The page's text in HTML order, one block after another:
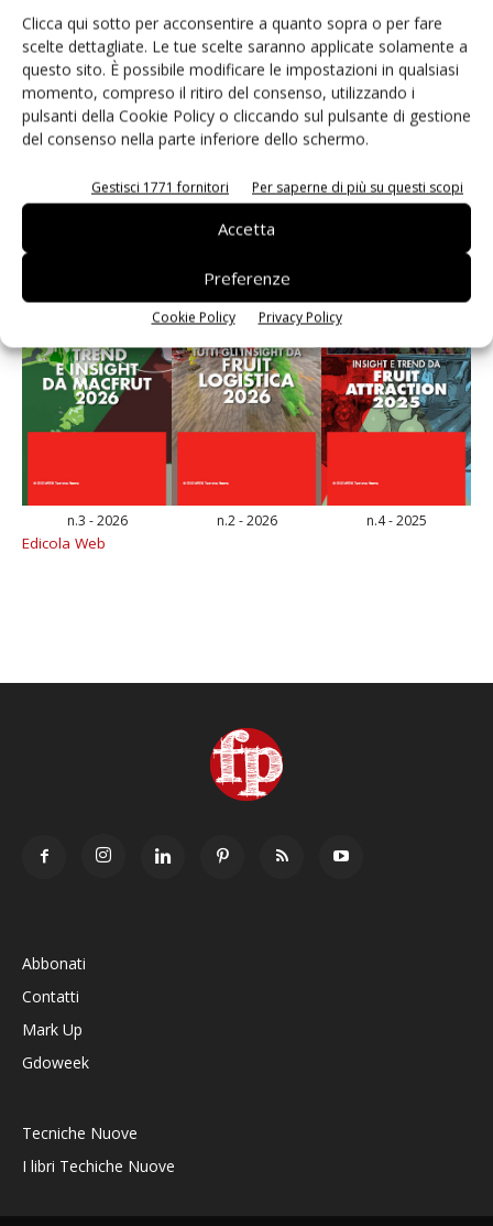
Clicca qui sotto per acconsentire a quanto sopra o per fare
scelte dettagliate. Le tue scelte saranno applicate solamente a
questo sito. È possibile modificare le impostazioni in qualsiasi
momento, compreso il ritiro del consenso, utilizzando i
pulsanti della Cookie Policy o cliccando sul pulsante di gestione
del consenso nella parte inferiore dello schermo.
Gestisci 1771 fornitori Per saperne di più su questi scopi
Accetta
Preferenze
Cookie Policy Privacy Policy
Known-You Seed Europa e Consorzio Dolce
Passione puntano sull’innovazione del cocomero
n.3 - 2026 n.2 - 2026 n.4 - 2025
Edicola Web
Abbonati
Contatti
Mark Up
Gdoweek
Tecniche Nuove
I libri Techiche Nuove